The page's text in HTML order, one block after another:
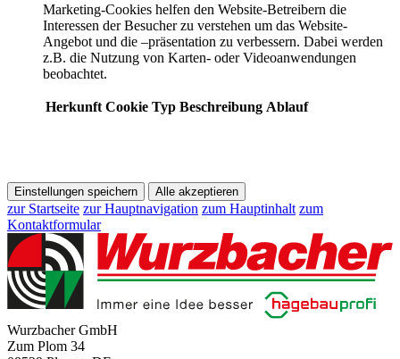
Marketing-Cookies helfen den Website-Betreibern die
Interessen der Besucher zu verstehen um das Website-
Angebot und die –präsentation zu verbessern. Dabei werden
z.B. die Nutzung von Karten- oder Videoanwendungen
beobachtet.
Herkunft Cookie Typ Beschreibung Ablauf
Einstellungen speichern Alle akzeptieren
zur Startseite zur Hauptnavigation zum Hauptinhalt zum
Kontaktformular
Wurzbacher GmbH
Zum Plom 34